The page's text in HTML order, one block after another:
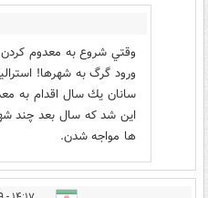
وقتي شروع به معدوم
ورود گرگ به شهرها!
سانان يك سال اقدام به
اين شد كه سال بعد چند
ها مواجه شدن.